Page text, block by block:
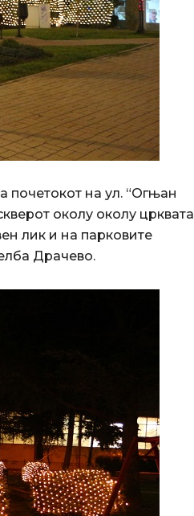
почетокот на ул. “Огњан
околу околу црквата
лик и на парковите
Драчево.